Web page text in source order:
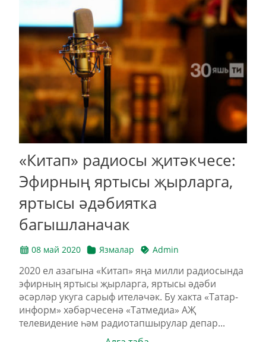
«Китап» радиосы җитәкчесе:
Эфирның яртысы җырларга,
яртысы әдәбиятка
багышланачак
08 май 2020 Язмалар Admin
2020 ел азагына «Китап» яңа милли радиосында
эфирның яртысы җырларга, яртысы әдәби
әсәрләр укуга сарыф ителәчәк. Бу хакта «Татар-
информ» хәбәрчесенә «Татмедиа» АҖ
телевидение һәм радиотапшырулар депар...